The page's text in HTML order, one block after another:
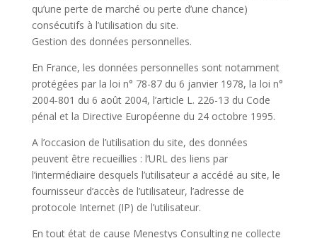
qu’une perte de marché ou perte d’une chance)
consécutifs à l’utilisation du site.
Gestion des données personnelles.
En France, les données personnelles sont notamment
protégées par la loi n° 78-87 du 6 janvier 1978, la loi n°
2004-801 du 6 août 2004, l’article L. 226-13 du Code
pénal et la Directive Européenne du 24 octobre 1995.
A l’occasion de l’utilisation du site, des données
peuvent être recueillies : l’URL des liens par
l’intermédiaire desquels l’utilisateur a accédé au site, le
fournisseur d’accès de l’utilisateur, l’adresse de
protocole Internet (IP) de l’utilisateur.
En tout état de cause Menestys Consulting ne collecte